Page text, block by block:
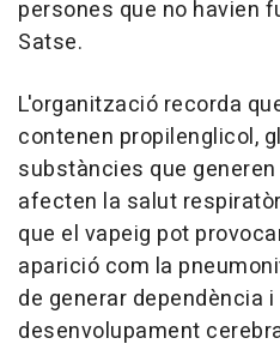
persones que no havien
Satse.
L'organització recorda
contenen propilenglicol,
substàncies que
afecten la salut
que el vapeig pot
aparició com la
de generar dependència
desenvolupament